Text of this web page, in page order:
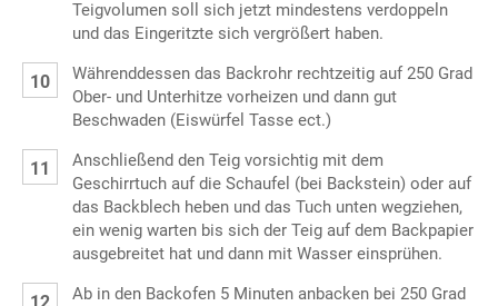
Teigvolumen soll sich jetzt mindestens verdoppeln
und das Eingeritzte sich vergrößert haben.
Währenddessen das Backrohr rechtzeitig auf 250 Grad
Ober- und Unterhitze vorheizen und dann gut
Beschwaden (Eiswürfel Tasse ect.)
Anschließend den Teig vorsichtig mit dem
Geschirrtuch auf die Schaufel (bei Backstein) oder auf
das Backblech heben und das Tuch unten wegziehen,
ein wenig warten bis sich der Teig auf dem Backpapier
ausgebreitet hat und dann mit Wasser einsprühen.
Ab in den Backofen 5 Minuten anbacken bei 250 Grad